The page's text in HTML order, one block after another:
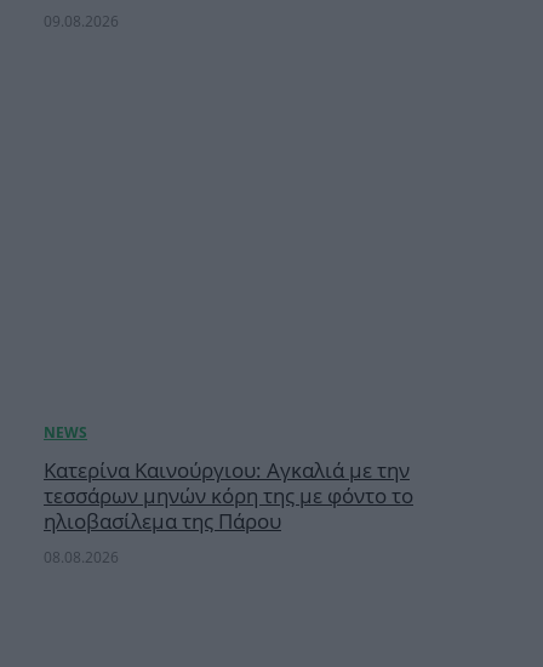
09.08.2026
Κατερίνα Καινούργιου: Αγκαλιά με την
τεσσάρων μηνών κόρη της με φόντο το
ηλιοβασίλεμα της Πάρου
08.08.2026